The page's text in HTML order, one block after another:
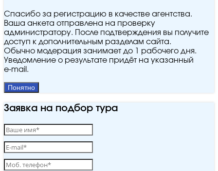
Спасибо за регистрацию в качестве агентства.
Ваша анкета отправлена на проверку
администратору. После подтверждения вы получите
доступ к дополнительным разделам сайта.
Обычно модерация занимает до 1 рабочего дня.
Уведомление о результате придёт на указанный
e‑mail.
Понятно
Заявка на подбор тура